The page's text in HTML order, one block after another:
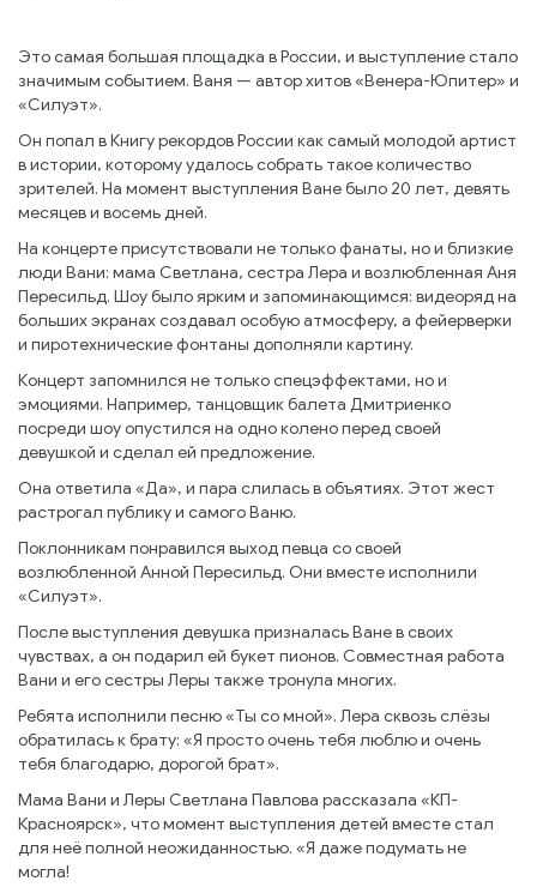
Это самая большая площадка в России, и выступление стало
значимым событием. Ваня — автор хитов «Венера-Юпитер» и
«Силуэт».
Он попал в Книгу рекордов России как самый молодой артист
в истории, которому удалось собрать такое количество
зрителей. На момент выступления Ване было 20 лет, девять
месяцев и восемь дней.
На концерте присутствовали не только фанаты, но и близкие
люди Вани: мама Светлана, сестра Лера и возлюбленная Аня
Пересильд. Шоу было ярким и запоминающимся: видеоряд на
больших экранах создавал особую атмосферу, а фейерверки
и пиротехнические фонтаны дополняли картину.
Концерт запомнился не только спецэффектами, но и
эмоциями. Например, танцовщик балета Дмитриенко
посреди шоу опустился на одно колено перед своей
девушкой и сделал ей предложение.
Она ответила «Да», и пара слилась в объятиях. Этот жест
растрогал публику и самого Ваню.
Поклонникам понравился выход певца со своей
возлюбленной Анной Пересильд. Они вместе исполнили
«Силуэт».
После выступления девушка призналась Ване в своих
чувствах, а он подарил ей букет пионов. Совместная работа
Вани и его сестры Леры также тронула многих.
Ребята исполнили песню «Ты со мной». Лера сквозь слёзы
обратилась к брату: «Я просто очень тебя люблю и очень
тебя благодарю, дорогой брат».
Мама Вани и Леры Светлана Павлова рассказала «КП-
Красноярск», что момент выступления детей вместе стал
для неё полной неожиданностью. «Я даже подумать не
могла!